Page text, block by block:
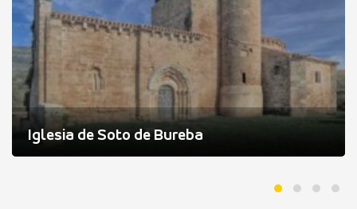
Iglesia de Soto de Bureba